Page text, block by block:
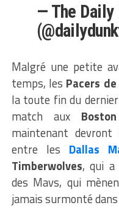
— The Daily
Malgré une petite
temps, les Pacers
la toute fin du
match aux
maintenant
entre les Dallas
Timberwolves, qui
des Mavs, qui
jamais surmonté